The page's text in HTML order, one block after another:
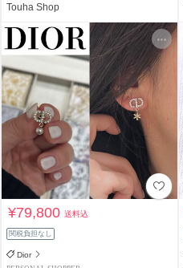
Touha Shop
¥79,800送料込
関税負担なし
Dior